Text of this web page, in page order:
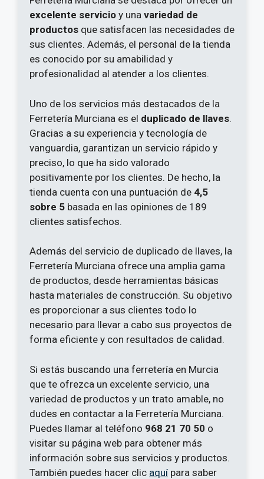
excelente servicio y una variedad de
productos que satisfacen las necesidades de
sus clientes. Además, el personal de la tienda
es conocido por su amabilidad y
profesionalidad al atender a los clientes.
Uno de los servicios más destacados de la
Ferretería Murciana es el duplicado de llaves.
Gracias a su experiencia y tecnología de
vanguardia, garantizan un servicio rápido y
preciso, lo que ha sido valorado
positivamente por los clientes. De hecho, la
tienda cuenta con una puntuación de 4,5
sobre 5 basada en las opiniones de 189
clientes satisfechos.
Además del servicio de duplicado de llaves, la
Ferretería Murciana ofrece una amplia gama
de productos, desde herramientas básicas
hasta materiales de construcción. Su objetivo
es proporcionar a sus clientes todo lo
necesario para llevar a cabo sus proyectos de
forma eficiente y con resultados de calidad.
Si estás buscando una ferretería en Murcia
que te ofrezca un excelente servicio, una
variedad de productos y un trato amable, no
dudes en contactar a la Ferretería Murciana.
Puedes llamar al teléfono 968 21 70 50 o
visitar su página web para obtener más
información sobre sus servicios y productos.
También puedes hacer clic aquí para saber